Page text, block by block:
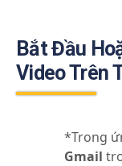
Bắt Đầu
Video Trên
*Trong
Gmail